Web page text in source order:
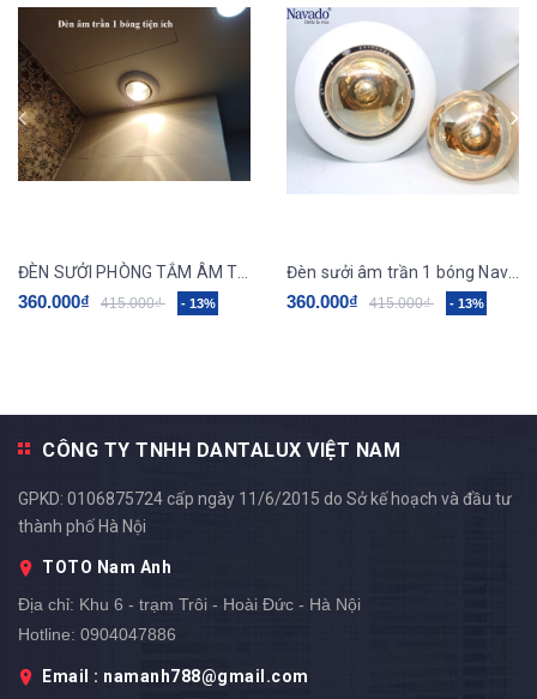
360.000₫ 415.000₫ - 13%
Đèn sưởi âm trần 1 bóng Navado NAV6010
360.000₫ 415.000₫ - 13%
CÔNG TY TNHH DANTALUX VIỆT NAM
GPKD: 0106875724 cấp ngày 11/6/2015 do Sở kế hoạch và đầu tư
thành phố Hà Nội
TOTO Nam Anh
Địa chỉ: Khu 6 - trạm Trôi - Hoài Đức - Hà Nội
Hotline: 0904047886
Email : namanh788@gmail.com